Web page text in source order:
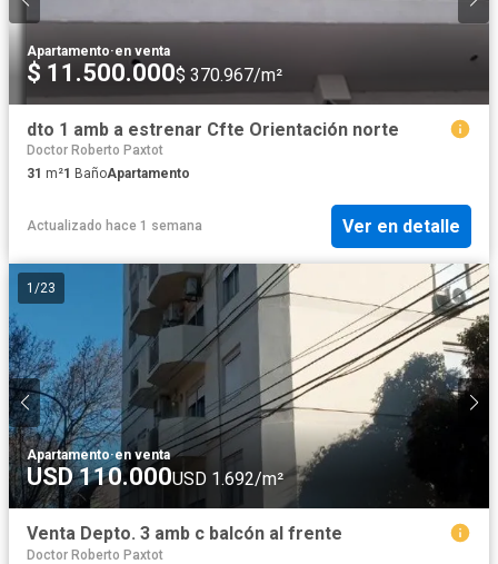
Apartamento·en venta
$ 11.500.000$ 370.967/m²
dto 1 amb a estrenar Cfte Orientación norte
Doctor Roberto Paxtot
31 m²1 BañoApartamento
Actualizado hace 1 semana Ver en detalle
1 /23
Apartamento·en venta
USD 110.000USD 1.692/m²
Venta Depto. 3 amb c balcón al frente
Doctor Roberto Paxtot